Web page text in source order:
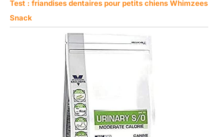
Test : friandises dentaires pour petits chiens Whimzees
Snack